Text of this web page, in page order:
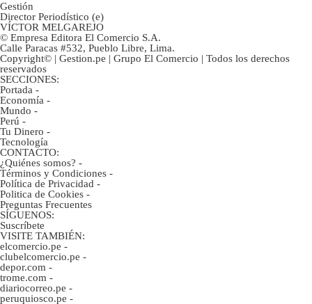
Gestión
Director Periodístico (e)
VÍCTOR MELGAREJO
© Empresa Editora El Comercio S.A.
Calle Paracas #532, Pueblo Libre, Lima.
Copyright© | Gestion.pe | Grupo El Comercio | Todos los derechos
reservados
SECCIONES:
Portada -
Economía -
Mundo -
Perú -
Tu Dinero -
Tecnología
CONTACTO:
¿Quiénes somos? -
Términos y Condiciones -
Política de Privacidad -
Politica de Cookies -
Preguntas Frecuentes
SÍGUENOS:
Suscríbete
VISITE TAMBIÉN:
elcomercio.pe -
clubelcomercio.pe -
depor.com -
trome.com -
diariocorreo.pe -
peruquiosco.pe -